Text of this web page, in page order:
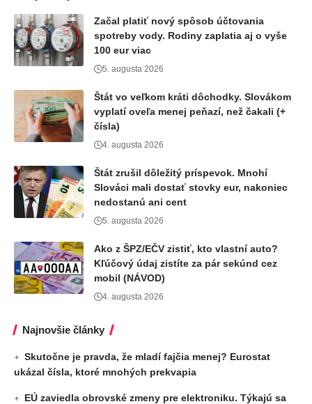
Začal platiť nový spôsob účtovania
spotreby vody. Rodiny zaplatia aj o vyše
100 eur viac
5. augusta 2026
Štát vo veľkom kráti dôchodky. Slovákom
vyplatí oveľa menej peňazí, než čakali (+
čísla)
4. augusta 2026
Štát zrušil dôležitý príspevok. Mnohí
Slováci mali dostať stovky eur, nakoniec
nedostanú ani cent
5. augusta 2026
Ako z ŠPZ/EČV zistiť, kto vlastní auto?
Kľúčový údaj zistíte za pár sekúnd cez
mobil (NÁVOD)
4. augusta 2026
Najnovšie články
Skutočne je pravda, že mladí fajčia menej? Eurostat
ukázal čísla, ktoré mnohých prekvapia
EÚ zaviedla obrovské zmeny pre elektroniku. Týkajú sa